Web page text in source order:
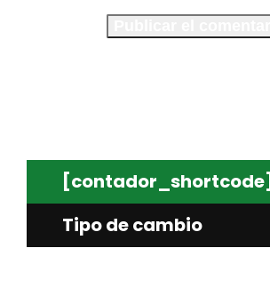
[contador_shortcode]
Tipo de cambio